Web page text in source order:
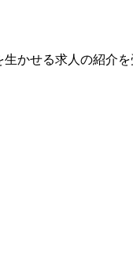
かせる求人の紹介